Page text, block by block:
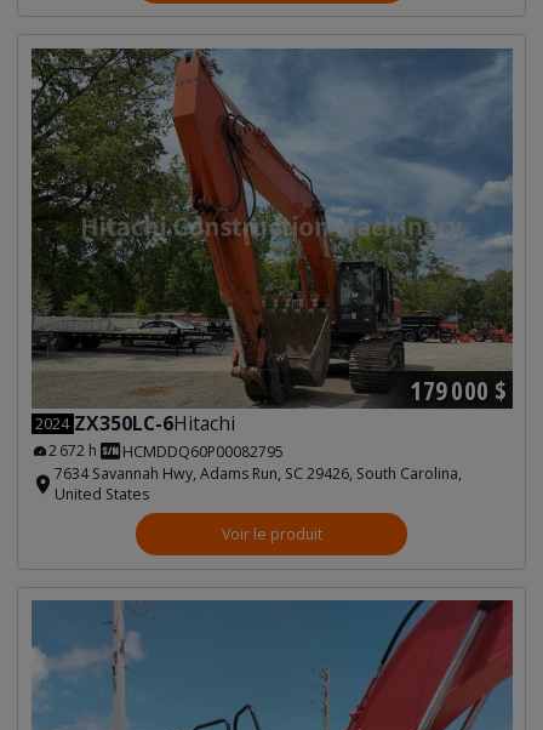
179 000 $
2024 ZX350LC-6Hitachi
2 672 h
HCMDDQ60P00082795
7634 Savannah Hwy, Adams Run, SC 29426, South Carolina,
United States
Voir le produit